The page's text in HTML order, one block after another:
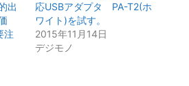
出
注
応USBアダプタ PA-T2(ホ
ワイト)を試す。
2015年11月14日
デジモノ